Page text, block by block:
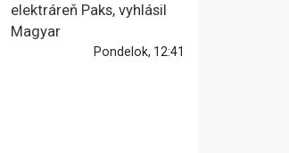
elektráreň Paks, vyhlásil
Magyar
Pondelok, 12:41